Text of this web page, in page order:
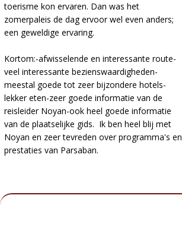
toerisme kon ervaren. Dan was het
zomerpaleis de dag ervoor wel even anders;
een geweldige ervaring.
Kortom:-afwisselende en interessante route-
veel interessante bezienswaardigheden-
meestal goede tot zeer bijzondere hotels-
lekker eten-zeer goede informatie van de
reisleider Noyan-ook heel goede informatie
van de plaatselijke gids. Ik ben heel blij met
Noyan en zeer tevreden over programma's en
prestaties van Parsaban.